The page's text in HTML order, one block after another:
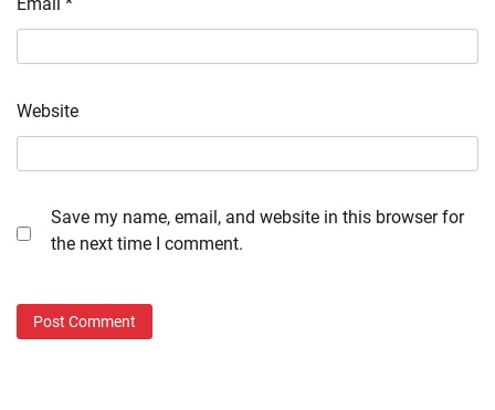
Website
Save my name, email, and website in this browser for
the next time I comment.